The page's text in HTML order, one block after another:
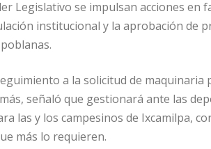
Legislativo se impulsan acciones en
institucional y la aprobación de
a la solicitud de
señaló que gestionará ante las
las y los campesinos de Ixcamilpa,
más lo requieren.